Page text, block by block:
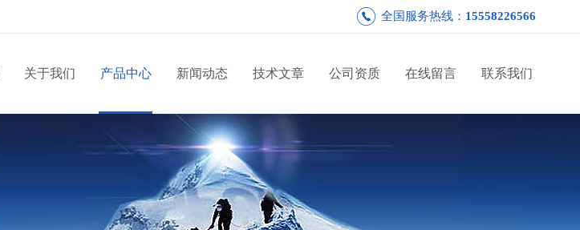
全国服务热线： 15558226566
关于我们 产品中心 新闻动态 技术文章 公司资质 在线留言 联系我们